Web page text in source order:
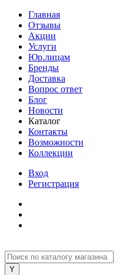
Главная
Отзывы
Акции
Услуги
Юр.лицам
Бренды
Доставка
Вопрос ответ
Блог
Новости
Каталог
Контакты
Возможности
Коллекции
Вход
Регистрация